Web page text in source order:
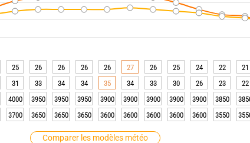
Comparer les modèles météo
25 26 26 26 26 27 26 25 24 22 21
31 33 34 34 35 34 33 30 26 23 22
4000 3950 3950 3950 3900 3900 3900 3900 3900 3850
3700 3650 3650 3650 3600 3600 3600 3600 3600 3550